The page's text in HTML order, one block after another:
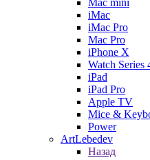
Mac mini
iMac
iMac Pro
Mac Pro
iPhone X
Watch Series
iPad
iPad Pro
Apple TV
Mice &
Power
ArtLebedev
Назад